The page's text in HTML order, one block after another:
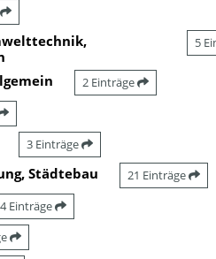
5
2 Einträge
3 Einträge
Städtebau 21 Einträge
Einträge